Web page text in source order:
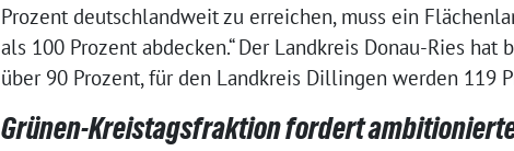
Prozent deutschlandweit zu erreichen, muss ein
als 100 Prozent abdecken.“ Der Landkreis Donau-Ries
über 90 Prozent, für den Landkreis Dillingen werden 119
Grünen-Kreistagsfraktion fordert